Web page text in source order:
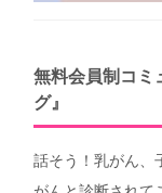
無料会員制コミ
グ』
話そう！乳がん、